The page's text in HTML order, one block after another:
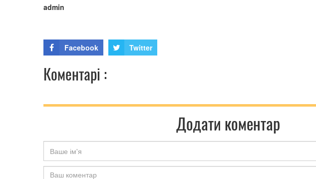
admin
Facebook Twitter
Коментарі :
Додати коментар